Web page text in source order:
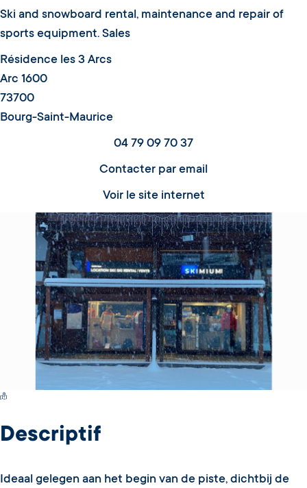
Ski and snowboard rental, maintenance and repair of
sports equipment. Sales
Résidence les 3 Arcs
Arc 1600
73700
Bourg-Saint-Maurice
04 79 09 70 37
Contacter par email
Voir le site internet
Switch Carte/Photos
Descriptif
Ideaal gelegen aan het begin van de piste, dichtbij de